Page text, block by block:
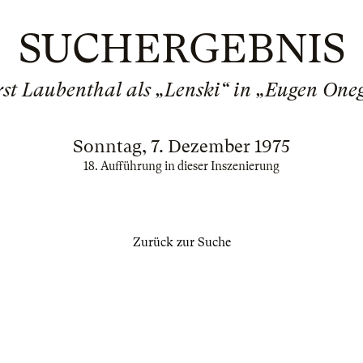
SUCHERGEBNIS
Laubenthal als „Lenski“ in „Eugen
Sonntag, 7. Dezember 1975
18. Aufführung in dieser Inszenierung
Zurück zur Suche